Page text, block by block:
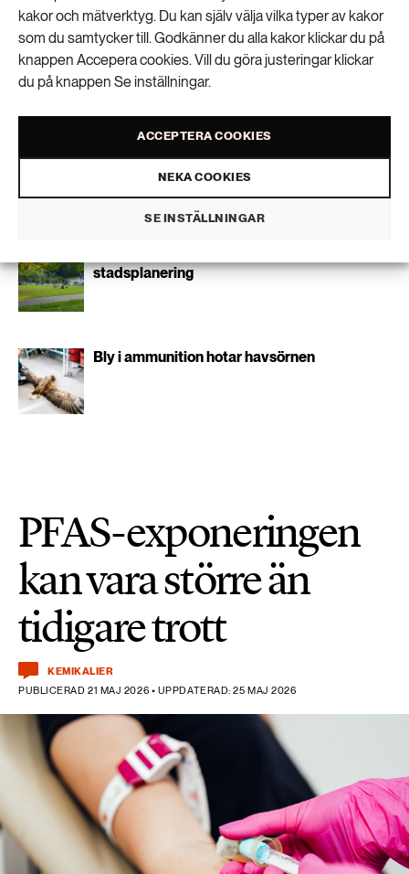
kakor och mätverktyg. Du kan själv välja vilka typer av kakor
som du samtycker till. Godkänner du alla kakor klickar du på
knappen Accepera cookies. Vill du göra justeringar klickar
du på knappen Se inställningar.
ACCEPTERA COOKIES
NEKA COOKIES
SE INSTÄLLNINGAR
Liknande artiklar
Miljöåtgärder kan även stärka Sveriges
försvar
stadsplanering
Bly i ammunition hotar havsörnen
PFAS-exponeringen
kan vara större än
tidigare trott
KEMIKALIER
PUBLICERAD 21 MAJ 2026 • UPPDATERAD: 25 MAJ 2026